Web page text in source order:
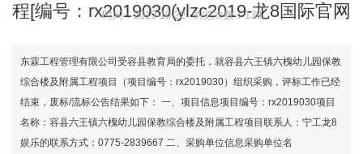
程[编号：rx2019030(ylzc2019-龙8国际官网
时间：2019-10-22 浏览次数：139
东霖工程管理有限公司受容县教育局的委托，就容县六王镇六槐幼儿园保教
综合楼及附属工程项目（项目编号：rx2019030）组织采购，评标工作已经
结束，废标/流标公告结果如下： 一、项目信息项目编号：rx2019030项目
名称：容县六王镇六槐幼儿园保教综合楼及附属工程项目联系人：宁工龙8
娱乐的联系方式：0775-2839667 二、采购单位信息采购单位名